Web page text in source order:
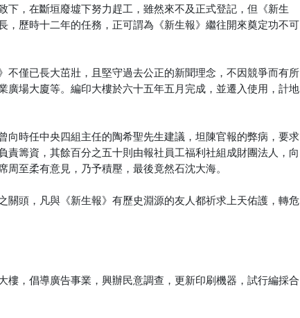
，在斷垣廢墟下努力趕工，雖然來不及正式登記，但《新生
歷時十二年的任務，正可謂為《新生報》繼往開來奠定功不可
僅已長大茁壯，且堅守過去公正的新聞理念，不因競爭而有所
場大廈等。編印大樓於六十五年五月完成，並遷入使用，計地
時任中央四組主任的陶希聖先生建議，坦陳官報的弊病，要求
籌資，其餘百分之五十則由報社員工福利社組成財團法人，向
至柔有意見，乃予積壓，最後竟然石沈大海。
頭，凡與《新生報》有歷史淵源的友人都祈求上天佑護，轉危
樓，倡導廣告事業，興辦民意調查，更新印刷機器，試行編採合